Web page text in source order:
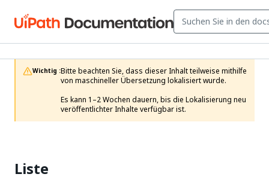
Wichtig :Bitte beachten Sie, dass dieser Inhalt teilweise mithilfe
von maschineller Übersetzung lokalisiert wurde.
Es kann 1–2 Wochen dauern, bis die Lokalisierung neu
veröffentlichter Inhalte verfügbar ist.
Liste